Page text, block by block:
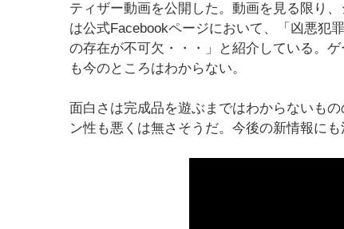
ティザー動画を公開した。動画を見る限り
は公式Facebookページにおいて、「凶悪犯
の存在が不可欠・・・」と紹介している。
も今のところはわからない。
面白さは完成品を遊ぶまではわからないも
ン性も悪くは無さそうだ。今後の新情報に